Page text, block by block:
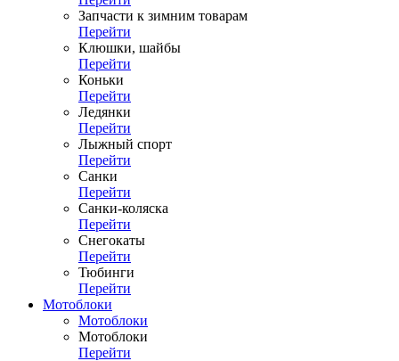
Запчасти к зимним товарам
Перейти
Клюшки, шайбы
Перейти
Коньки
Перейти
Ледянки
Перейти
Лыжный спорт
Перейти
Санки
Перейти
Санки-коляска
Перейти
Снегокаты
Перейти
Тюбинги
Перейти
Мотоблоки
Мотоблоки
Мотоблоки
Перейти